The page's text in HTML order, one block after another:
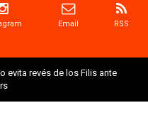
Email RSS
evita revés de los Filis ante